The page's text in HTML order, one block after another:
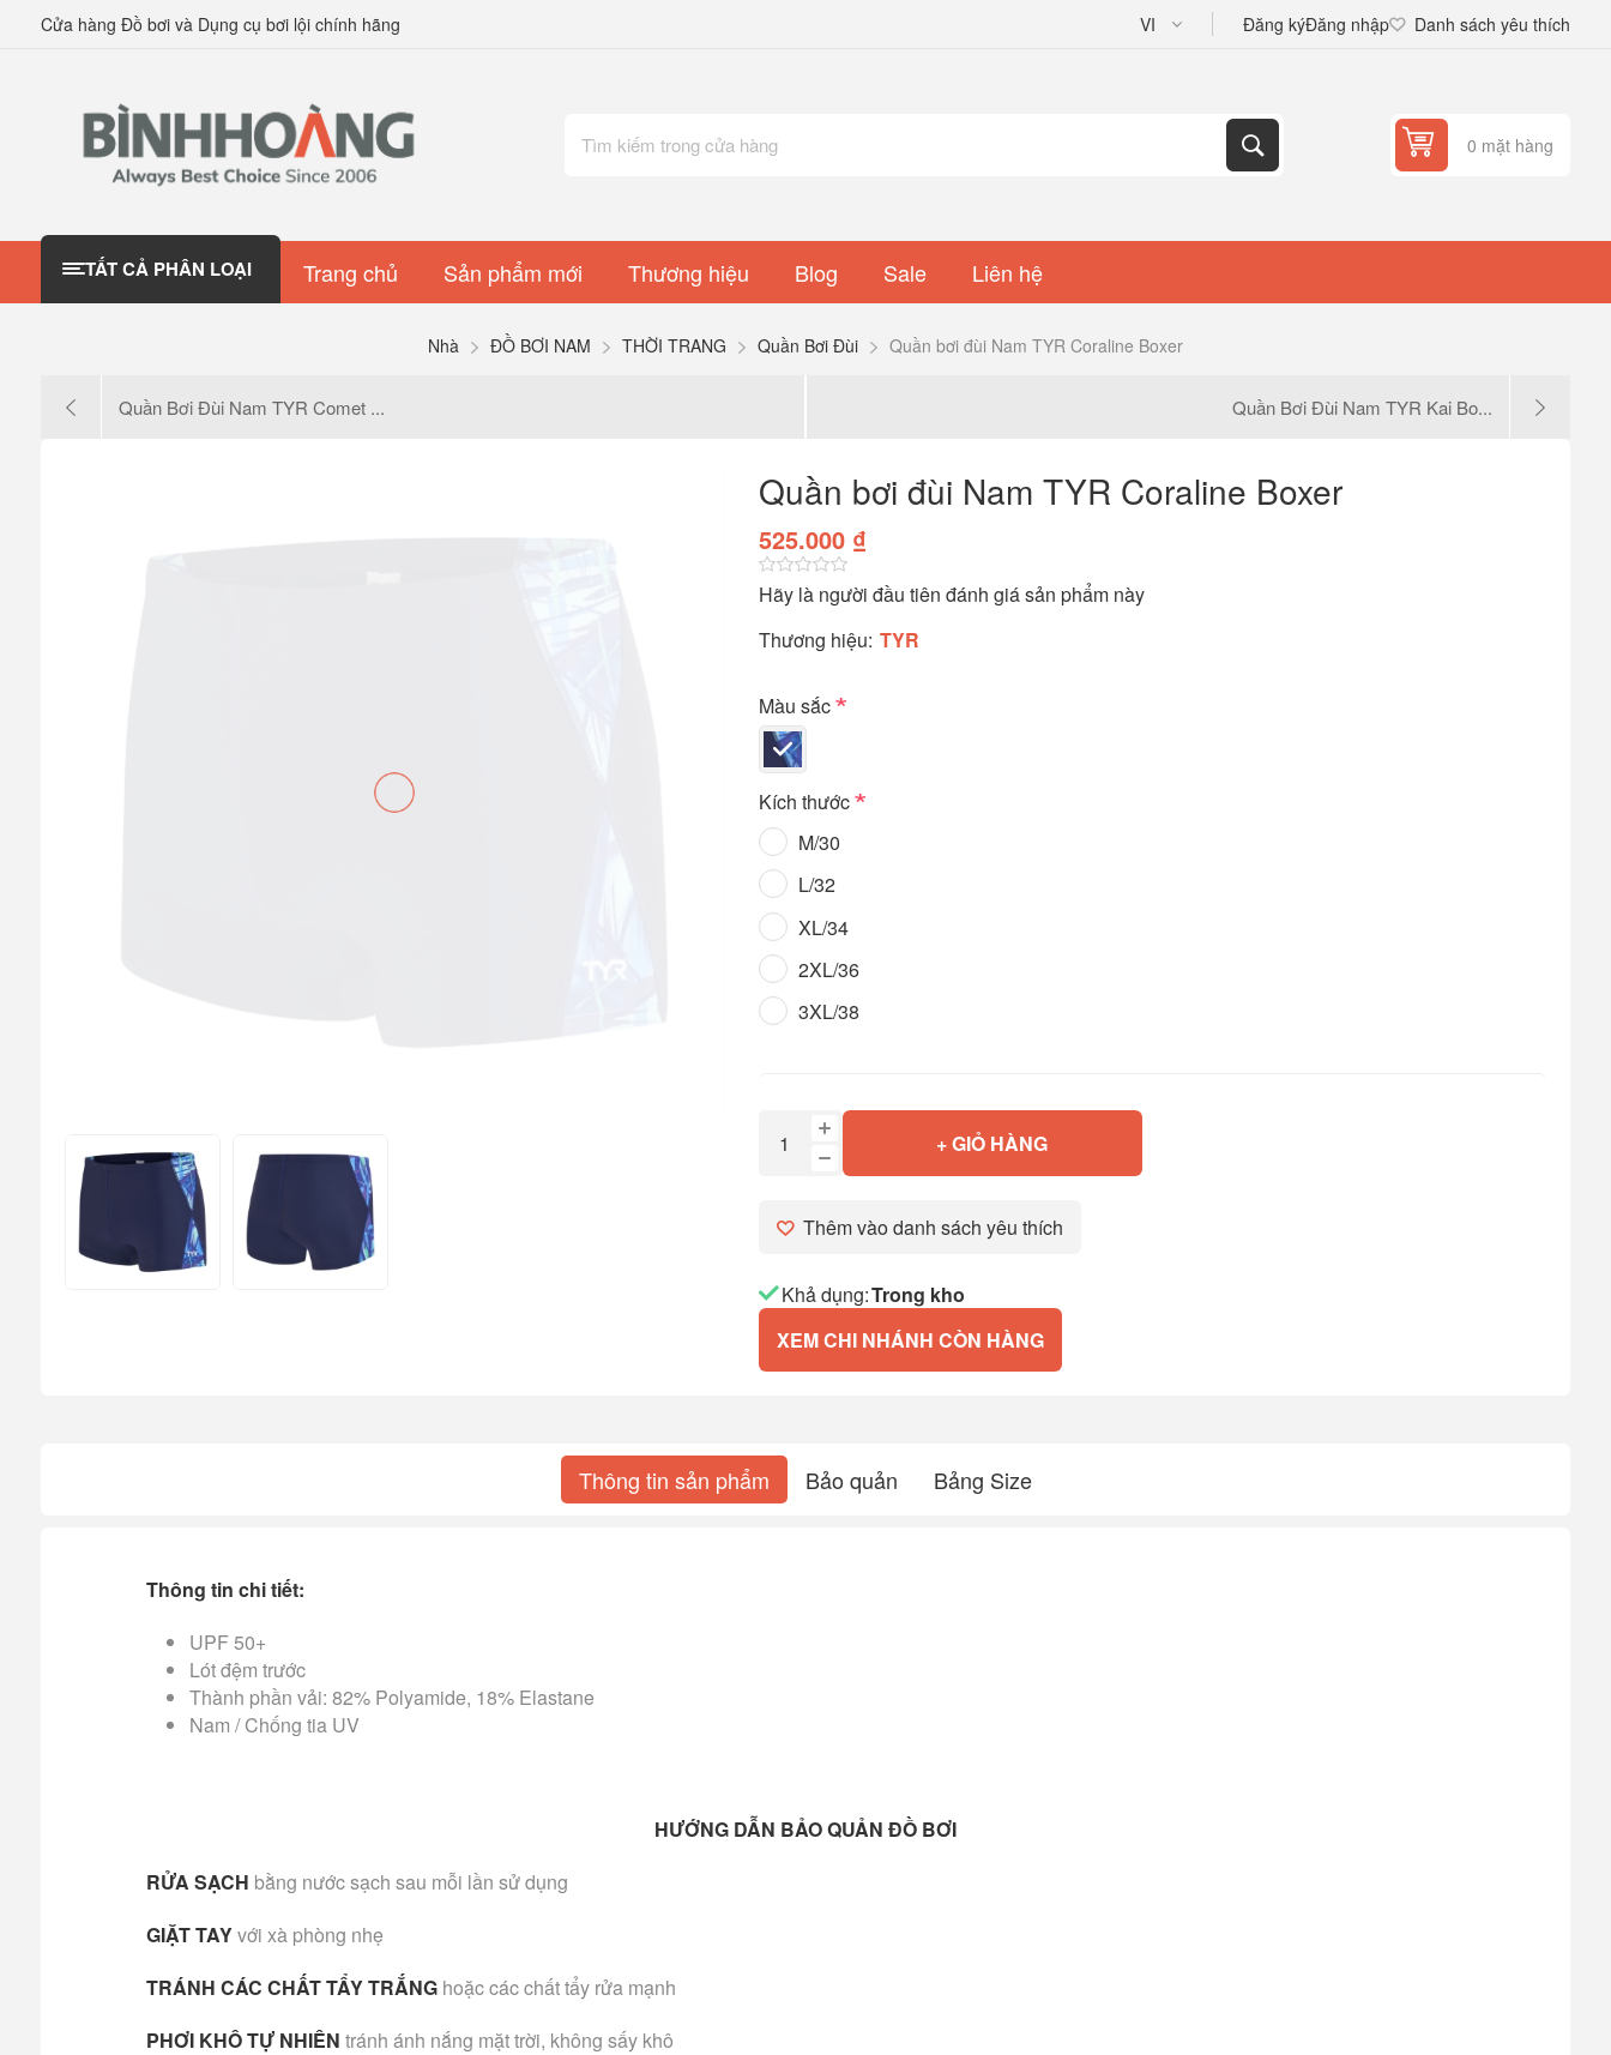
Cửa hàng Đồ bơi và Dụng cụ bơi lội chính hãng Đăng kýĐăng nhập Danh sách yêu thích
0 mặt hàng
TẤT CẢ PHÂN LOẠI Trang chủ Sản phẩm mới Thương hiệu Blog Sale Liên hệ
Nhà ĐỒ BƠI NAM THỜI TRANG Quần Bơi Đùi Quần bơi đùi Nam TYR Coraline Boxer
Quần Bơi Đùi Nam TYR Comet ... Quần Bơi Đùi Nam TYR Kai Bo...
Quần bơi đùi Nam TYR Coraline Boxer
525.000 ₫
Hãy là người đầu tiên đánh giá sản phẩm này
Thương hiệu: TYR
Màu sắc*
Kích thước*
M/30
L/32
XL/34
2XL/36
3XL/38
+ GIỎ HÀNG
Thêm vào danh sách yêu thích
Khả dụng:Trong kho
XEM CHI NHÁNH CÒN HÀNG
Thông tin sản phẩm Bảo quản Bảng Size
Thông tin chi tiết:
UPF 50+
Lót đệm trước
Thành phần vải: 82% Polyamide, 18% Elastane
Nam / Chống tia UV
HƯỚNG DẪN BẢO QUẢN ĐỒ BƠI
RỬA SẠCH bằng nước sạch sau mỗi lần sử dụng
GIẶT TAYvới xà phòng nhẹ
TRÁNH CÁC CHẤT TẨY TRẮNGhoặc các chất tẩy rửa mạnh
PHƠI KHÔ TỰ NHIÊN tránh ánh nắng mặt trời, không sấy khô